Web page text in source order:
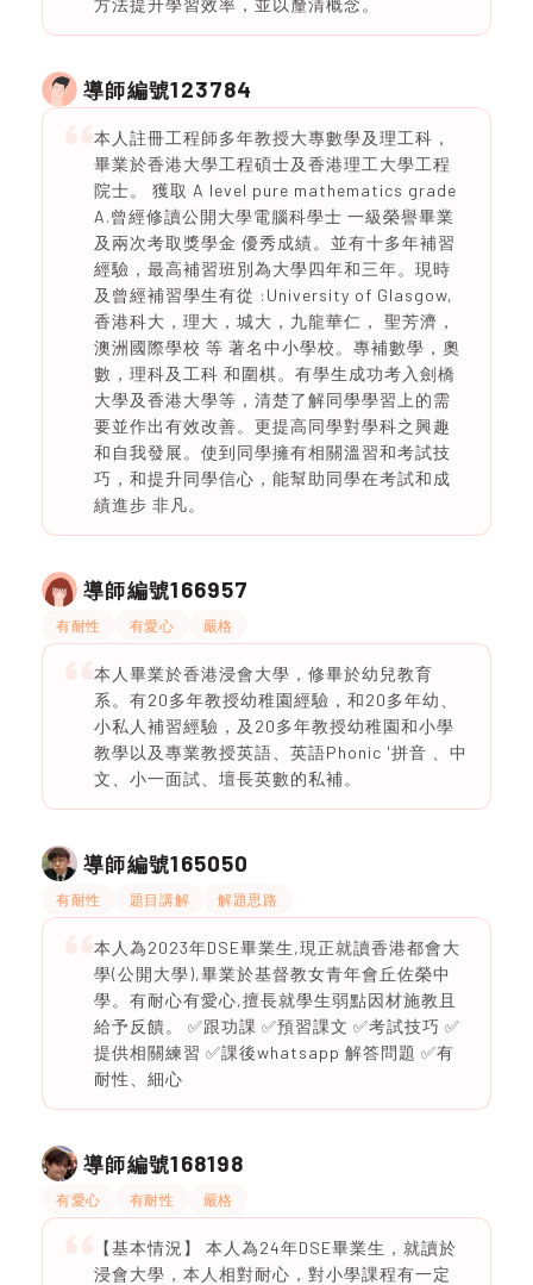
方法提升學習效率，並以釐清概念。
導師編號123784
本人註冊工程師多年教授大專數學及理工科，
畢業於香港大學工程碩士及香港理工大學工程
院士。 獲取 A level pure mathematics grade
A.曾經修讀公開大學電腦科學士 一級榮譽畢業
及兩次考取獎學金 優秀成績。並有十多年補習
經驗，最高補習班別為大學四年和三年。現時
及曾經補習學生有從 :University of Glasgow,
香港科大，理大，城大，九龍華仁， 聖芳濟，
澳洲國際學校 等 著名中小學校。專補數學，奧
數，理科及工科 和圍棋。有學生成功考入劍橋
大學及香港大學等，清楚了解同學學習上的需
要並作出有效改善。更提高同學對學科之興趣
和自我發展。使到同學擁有相關溫習和考試技
巧，和提升同學信心，能幫助同學在考試和成
績進步 非凡。
導師編號166957
有耐性 有愛心 嚴格
本人畢業於香港浸會大學，修畢於幼兒教育
系。有20多年教授幼稚園經驗，和20多年幼、
小私人補習經驗，及20多年教授幼稚園和小學
教學以及專業教授英語、英語Phonic '拼音 、中
文、小一面試、壇長英數的私補。
導師編號165050
有耐性 題目講解 解題思路
本人為2023年DSE畢業生,現正就讀香港都會大
學(公開大學),畢業於基督教女青年會丘佐榮中
學。有耐心有愛心,擅長就學生弱點因材施教且
給予反饋。 ✅跟功課 ✅預習課文 ✅考試技巧 ✅
提供相關練習 ✅課後whatsapp 解答問題 ✅有
耐性、細心
導師編號168198
有愛心 有耐性 嚴格
【基本情況】 本人為24年DSE畢業生，就讀於
浸會大學，本人相對耐心，對小學課程有一定